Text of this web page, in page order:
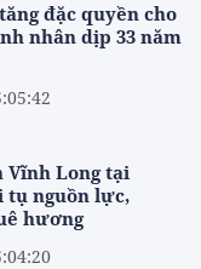
đặc quyền cho
nhân dịp 33 năm
Vĩnh Long tại
tụ nguồn lực,
hương